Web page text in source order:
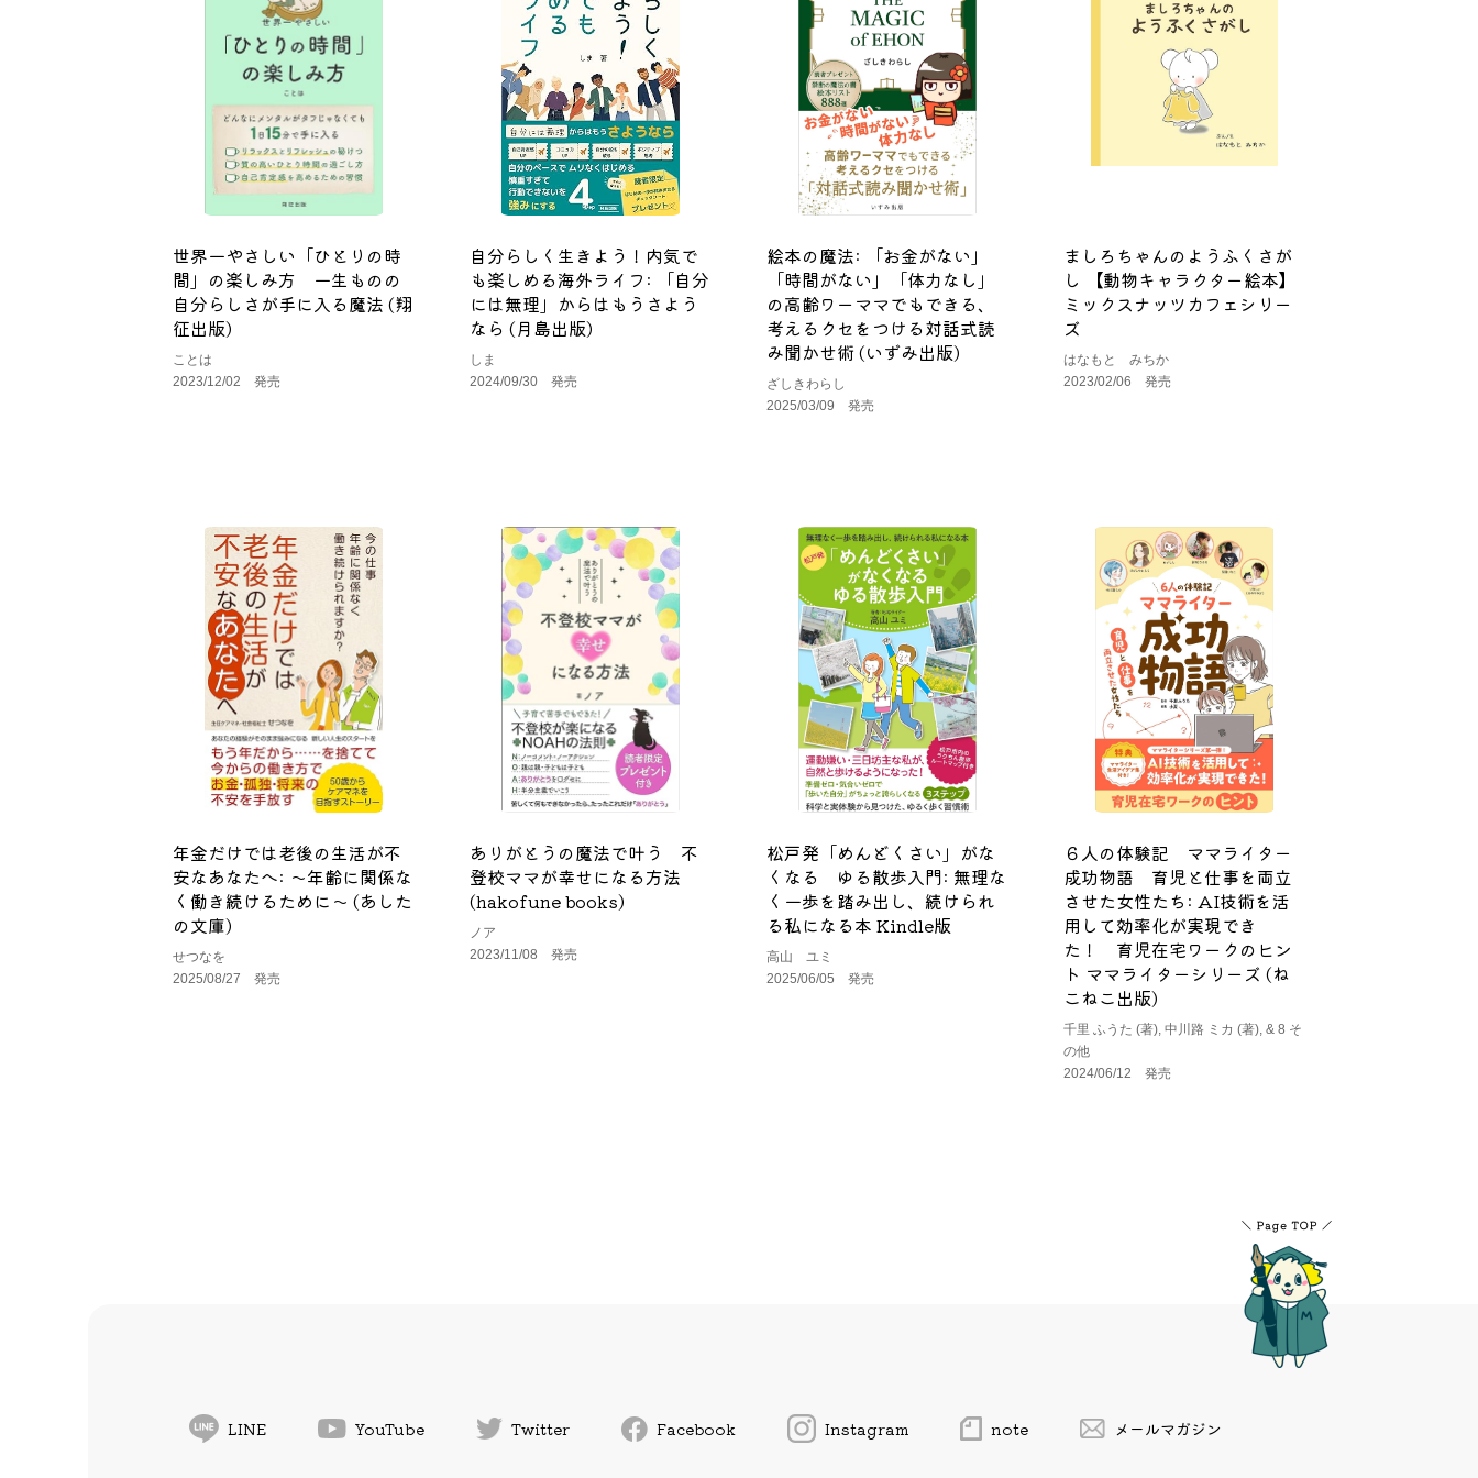
世界一やさしい「ひとりの時
間」の楽しみ方 一生ものの
自分らしさが手に入る魔法 (翔
征出版)
ことは
2023/12/02 発売
自分らしく生きよう！内気で
も楽しめる海外ライフ: 「自分
には無理」からはもうさよう
なら (月島出版)
しま
2024/09/30 発売
絵本の魔法: 「お金がない」
「時間がない」「体力なし」
の高齢ワーママでもできる、
考えるクセをつける対話式読
み聞かせ術 (いずみ出版)
ざしきわらし
2025/03/09 発売
ましろちゃんのようふくさが
し 【動物キャラクター絵本】
ミックスナッツカフェシリー
ズ
はなもと みちか
2023/02/06 発売
年金だけでは老後の生活が不
安なあなたへ: ～年齢に関係な
く働き続けるために～ (あした
の文庫)
せつなを
2025/08/27 発売
ありがとうの魔法で叶う 不
登校ママが幸せになる方法
(hakofune books)
ノア
2023/11/08 発売
松戸発「めんどくさい」がな
くなる ゆる散歩入門: 無理な
く一歩を踏み出し、続けられ
る私になる本 Kindle版
高山 ユミ
2025/06/05 発売
６人の体験記 ママライター
成功物語 育児と仕事を両立
させた女性たち: AI技術を活
用して効率化が実現でき
た！ 育児在宅ワークのヒン
ト ママライターシリーズ (ね
こねこ出版)
千里 ふうた (著), 中川路 ミカ (著), & 8 そ
の他
2024/06/12 発売
LINE YouTube Twitter Facebook Instagram note メールマガジン